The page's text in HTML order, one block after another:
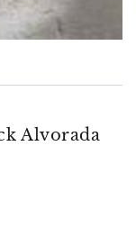
Alvorada